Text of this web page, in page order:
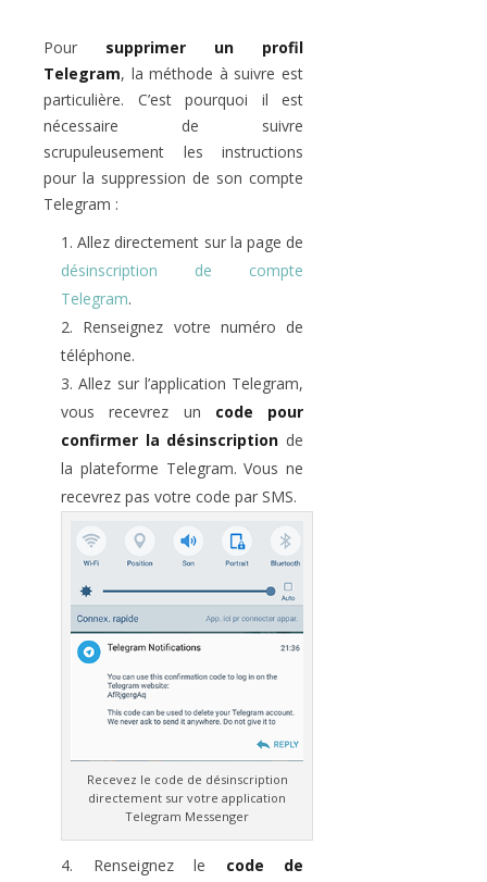
Pour supprimer un profil
Telegram, la méthode à suivre est
particulière. C’est pourquoi il est
nécessaire de suivre
scrupuleusement les instructions
pour la suppression de son compte
Telegram :
Allez directement sur la page de
désinscription de compte
Telegram.
Renseignez votre numéro de
téléphone.
Allez sur l’application Telegram,
vous recevrez un code pour
confirmer la désinscription de
la plateforme Telegram. Vous ne
recevrez pas votre code par SMS.
Recevez le code de désinscription
directement sur votre application
Telegram Messenger
Renseignez le code de